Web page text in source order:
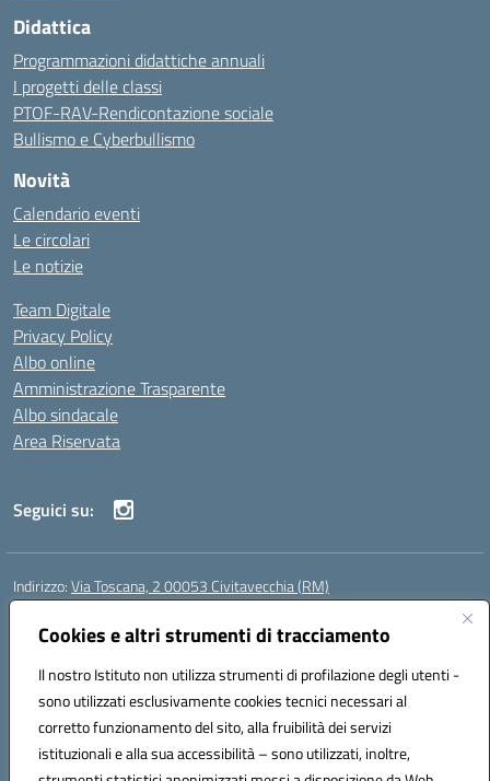
Cookies e altri strumenti di tracciamento
Il nostro Istituto non utilizza strumenti di profilazione degli utenti -
sono utilizzati esclusivamente cookies tecnici necessari al
corretto funzionamento del sito, alla fruibilità dei servizi
istituzionali e alla sua accessibilità – sono utilizzati, inoltre,
Didattica
Programmazioni didattiche annuali
I progetti delle classi
PTOF-RAV-Rendicontazione sociale
Bullismo e Cyberbullismo
Novità
Calendario eventi
Le circolari
Le notizie
Team Digitale
Privacy Policy
Albo online
Amministrazione Trasparente
Albo sindacale
Area Riservata
Seguici su:
Indirizzo:Via Toscana, 2 00053 Civitavecchia (RM)
Centralino:
Posta elettronica certificata (PEC):rmic8b900g@pec.istruzione.it
Codice fiscale: 91038380589
Codice meccanografico:RMIC8B900G
Codice Indice delle Pubbliche Amministrazioni (IPA): istsc_rmic8b900g
Codice unico di fatturazione (CUF): UFP4NO